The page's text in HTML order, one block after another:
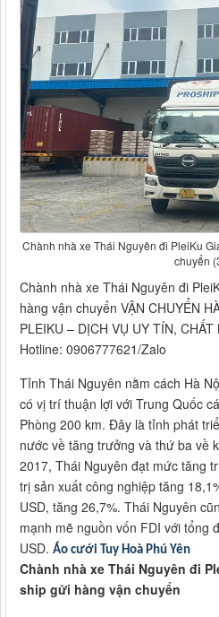
Chành nhà xe Thái Nguyên đi PleiKu
chuyển
Chành nhà xe Thái Nguyên đi
hàng vận chuyển VẬN CHUYỂN
PLEIKU – DỊCH VỤ UY TÍN,
Hotline: 0906777621/Zalo
Tỉnh Thái Nguyên nằm cách Hà
có vị trí thuận lợi với Trung Quốc
Phòng 200 km. Đây là tỉnh phát
nước về tăng trưởng và thứ ba về
2017, Thái Nguyên đạt mức tăng
trị sản xuất công nghiệp tăng
USD, tăng 26,7%. Thái Nguyên
mạnh mẽ nguồn vốn FDI với tổng
USD. Áo cưới Tuy Hoà Phú Yên
Chành nhà xe Thái Nguyên đi
ship gửi hàng vận chuyển